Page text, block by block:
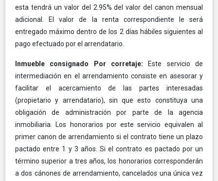
esta tendrá un valor del 2.95% del valor del canon mensual
adicional. El valor de la renta correspondiente le será
entregado máximo dentro de los 2 días hábiles siguientes al
pago efectuado por el arrendatario.
Inmueble consignado Por corretaje: Este servicio de
intermediación en el arrendamiento consiste en asesorar y
facilitar el acercamiento de las partes interesadas
(propietario y arrendatario), sin que esto constituya una
obligación de administración por parte de la agencia
inmobiliaria. Los honorarios por este servicio equivalen al
primer canon de arrendamiento si el contrato tiene un plazo
pactado entre 1 y 3 años. Si el contrato es pactado por un
término superior a tres años, los honorarios corresponderán
a dos cánones de arrendamiento, cancelados una única vez